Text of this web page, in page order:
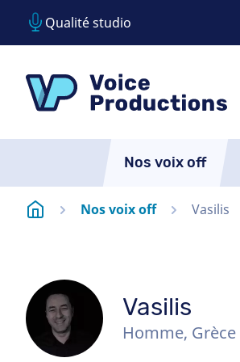
Qualité studio
Nos voix off
Page d'accueilNos voix off Vasilis
Vasilis
Homme, Grèce